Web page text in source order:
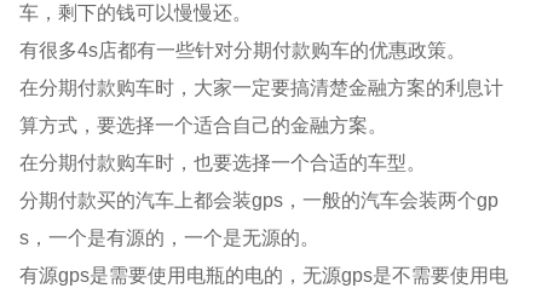
车，剩下的钱可以慢慢还。
有很多4s店都有一些针对分期付款购车的优惠政策。
在分期付款购车时，大家一定要搞清楚金融方案的利息计
算方式，要选择一个适合自己的金融方案。
在分期付款购车时，也要选择一个合适的车型。
分期付款买的汽车上都会装gps，一般的汽车会装两个gp
s，一个是有源的，一个是无源的。
有源gps是需要使用电瓶的电的，无源gps是不需要使用电